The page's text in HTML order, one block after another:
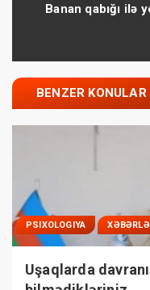
Banan qabığı ilə
BENZER KONULAR
PSIXOLOGIYA
Uşaqlarda